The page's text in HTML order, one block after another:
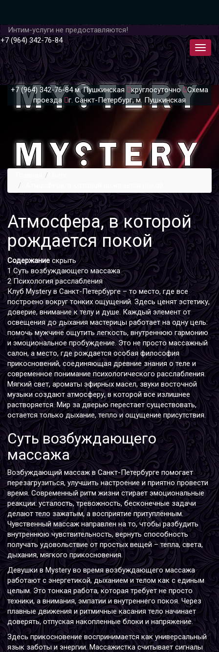
Интим-услуги не предоставляются!
+7 (964) 342-76-84
+7 (964) 342-76-84 м. Пушкинская круглосуточно
Схема
проезда
г. Санкт-Петербург, м. Пушкинская
Атмосфера, в которой
рождается покой
Содержание скрыть
1 Суть возбуждающего массажа
2 Психология расслабления
Клуб Mystery в Санкт-Петербурге – то место, где все
построено вокруг тонких ощущений. Здесь ценят эстетику,
доверие, внимание к телу и душе. Каждый элемент от
освещения до дыхания мастерицы работает на одну цель:
помочь мужчине ощутить легкость, внутреннюю гармонию
и эмоциональное пробуждение. Это не просто массажный
салон, а место, где рождается особая философия
прикосновений, соединяющая древние знания о теле и
современное понимание психологического расслабления.
Мягкий свет, ароматы эфирных масел, звуки восточной
музыки создают атмосферу, в которой все излишнее
растворяется. Мир за дверью перестает существовать,
остается только дыхание, тепло и ощущение присутствия.
Суть возбуждающего
массажа
Возбуждающий массаж в Санкт-Петербурге помогает
перезагрузиться, улучшить настроение и приятно провести
время. Современный ритм жизни стирает эмоциональные
реакции: усталость, тревожность, бесконечные задачи
делают тело зажатым, а восприятие притуплённым.
Чувственный массаж направлен на то, чтобы разбудить
внутреннюю чувствительность, вернуть способность
получать удовольствие от простых вещей – тепла, света,
дыхания, мягкого прикосновения.
Девушки в Mystery во время возбуждающего массажа
работают с энергетикой, дыханием и телом как с единым
целым. Это тонкая работа, которая требует не просто
техники, а внимания, эмпатии и внутреннего покоя. Через
плавные движения и ритмичные касания тело начинает
доверять, отпуская накопленные блоки и напряжение.
Здесь прикосновение воспринимается как универсальный
язык заботы и энергии. Массажистка считывает сигналы